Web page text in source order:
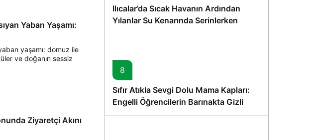
Yaban Yaşamı:
yaşamı: domuz ile
ve doğanın sessiz
Ziyaretçi Akını
Ilıcalar’da Sıcak Havanın Ardından
Yılanlar Su Kenarında Serinlerken
Görüntülendi
8
Sıfır Atıkla Sevgi Dolu Mama Kapları:
Engelli Öğrencilerin Barınakta Gizli
Dostları İçin Gönüllü Proje